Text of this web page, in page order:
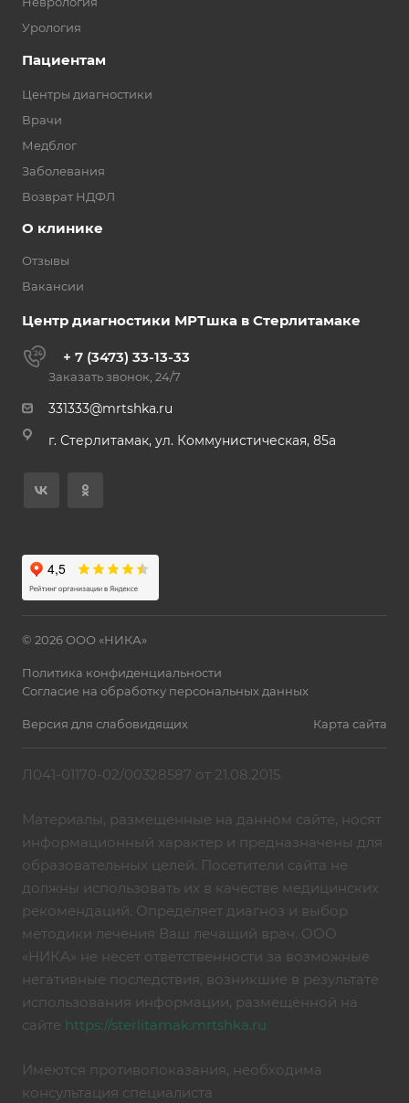
Урология
Пациентам
Центры диагностики
Врачи
Медблог
Заболевания
Возврат НДФЛ
О клинике
Отзывы
Вакансии
Центр диагностики МРТшка в Стерлитамаке
+ 7 (3473) 33-13-33
Заказать звонок, 24/7
331333@mrtshka.ru
г. Стерлитамак, ул. Коммунистическая, 85а
© 2026 ООО «НИКА»
Политика конфиденциальности
Согласие на обработку персональных данных
Версия для слабовидящих Карта сайта
Л041-01170-02/00328587 от 21.08.2015
Материалы, размещенные на данном сайте, носят
информационный характер и предназначены для
образовательных целей. Посетители сайта не
должны использовать их в качестве медицинских
рекомендаций. Определяет диагноз и выбор
методики лечения Ваш лечащий врач. ООО
«НИКА» не несет ответственности за возможные
негативные последствия, возникшие в результате
использования информации, размещённой на
сайте https://sterlitamak.mrtshka.ru
Имеются противопоказания, необходима
консультация специалиста